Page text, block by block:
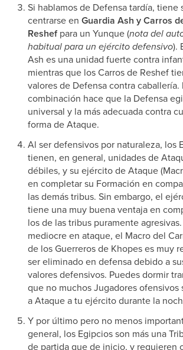
Si hablamos de Defensa tardía, tiene
centrarse en Guardia Ash y Carros
Reshefpara un Yunque (nota del
habitual para un ejército defensivo).
Ash es una unidad fuerte contra
mientras que los Carros de Reshef
valores de Defensa contra caballería.
combinación hace que la Defensa
universal y la más adecuada contra
forma de Ataque.
Al ser defensivos por naturaleza, los
tienen, en general, unidades de
débiles, y su ejército de Ataque
en completar su Formación en
las demás tribus. Sin embargo, el
tiene una muy buena ventaja en
los de las tribus puramente
mediocre en ataque, el Macro del
de los Guerreros de Khopes es muy
ser eliminado en defensa debido a
valores defensivos. Puedes dormir
que no muchos Jugadores ofensivos
a Ataque a tu ejército durante la
Y por último pero no menos
general, los Egipcios son más una
de partida que de inicio, y requieren